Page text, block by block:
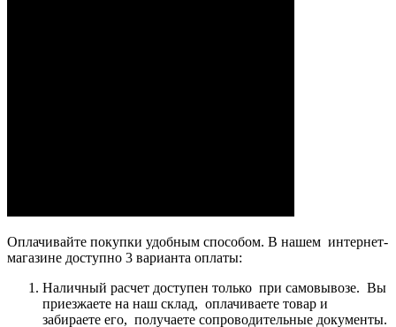
Оплачивайте покупки удобным способом. В нашем интернет-
магазине доступно 3 варианта оплаты:
Наличный расчет доступен только при самовывозе. Вы
приезжаете на наш склад, оплачиваете товар и
забираете его, получаете сопроводительные документы.